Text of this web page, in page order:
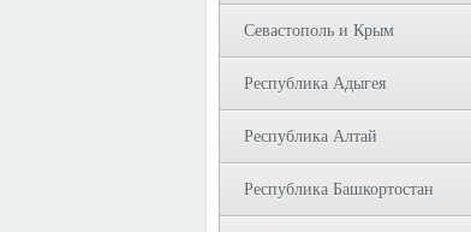
Севастополь и Крым
Республика Адыгея
Республика Алтай
Республика Башкортостан